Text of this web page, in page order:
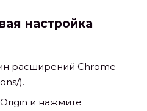
настройка
расширений Chrome
).
и нажмите